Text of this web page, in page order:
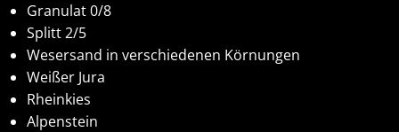
Granulat 0/8
Splitt 2/5
Wesersand in verschiedenen Körnungen
Weißer Jura
Rheinkies
Alpenstein